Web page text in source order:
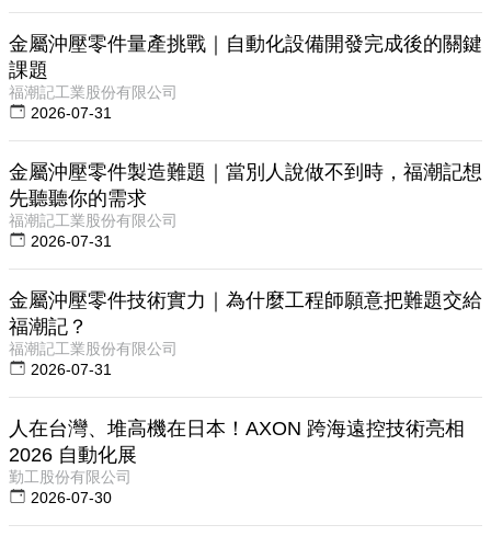
金屬沖壓零件量產挑戰｜自動化設備開發完成後的關鍵
課題
福潮記工業股份有限公司
2026-07-31
金屬沖壓零件製造難題｜當別人說做不到時，福潮記想
先聽聽你的需求
福潮記工業股份有限公司
2026-07-31
金屬沖壓零件技術實力｜為什麼工程師願意把難題交給
福潮記？
福潮記工業股份有限公司
2026-07-31
人在台灣、堆高機在日本！AXON 跨海遠控技術亮相
2026 自動化展
勤工股份有限公司
2026-07-30